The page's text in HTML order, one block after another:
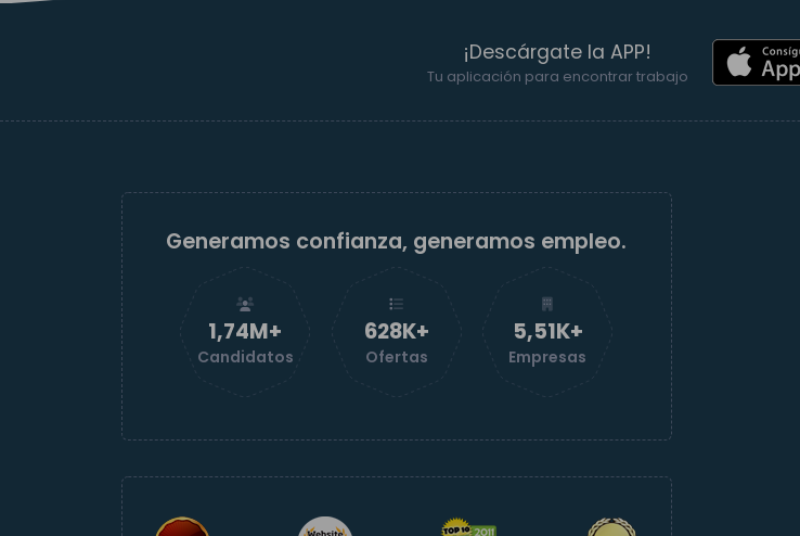
¡Descárgate la APP!
Tu aplicación para encontrar trabajo
Generamos confianza, generamos empleo.
1,74M+
Candidatos
629K+
Ofertas
5,52K+
Empresas